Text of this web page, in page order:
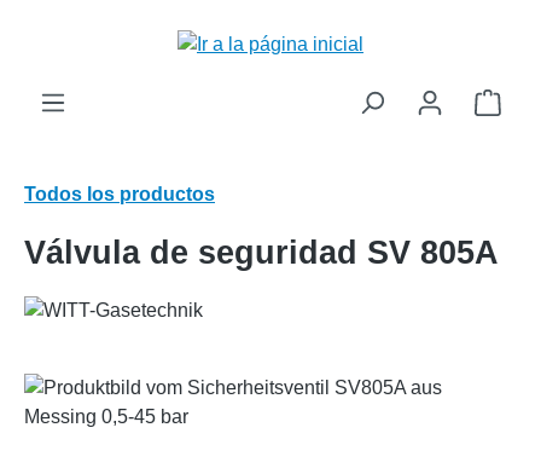
El
Todos los productos
Válvula de seguridad SV 805A
Omitir galería de imágenes